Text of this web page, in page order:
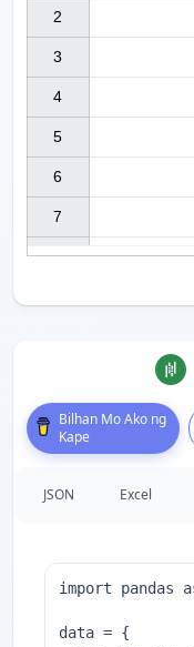
2
3
4
5
6
7
Bilhan Mo Ako ng
Kape
JSON Excel